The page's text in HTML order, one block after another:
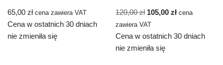
65,00 zł cena zawiera VAT
Cena w ostatnich 30 dniach
nie zmieniła się
120,00zł 105,00zł cena
zawiera VAT
Cena w ostatnich 30 dniach
nie zmieniła się